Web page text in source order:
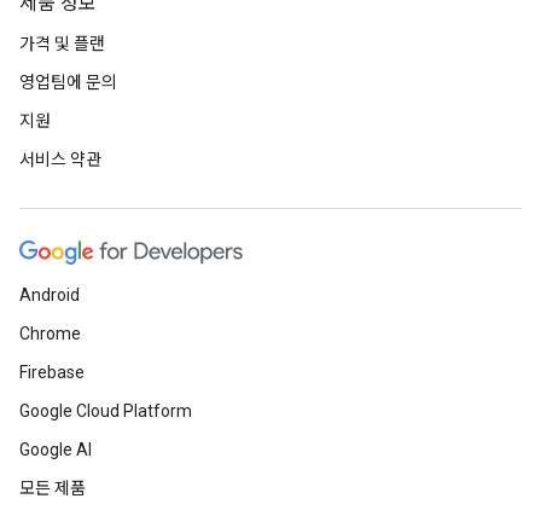
가격 및 플랜
영업팀에 문의
지원
서비스 약관
Android
Chrome
Firebase
Google Cloud Platform
Google AI
모든 제품